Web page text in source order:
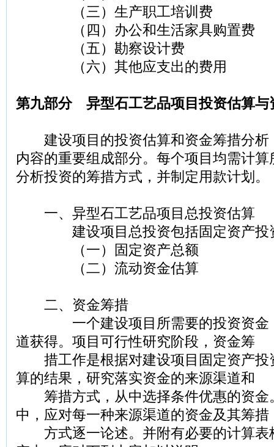
（三）生产职工培训费
（四）办公和生活家具购置费
（五）勘察设计费
（六）其他应支出的费用
第九部分 异型石工艺品项目投资估算与
建设项目的投资估算和资金筹措分析
内容的重要组成部分。每个项目均需计
分析投资的筹措方式，并制定用款计划。
一、异型石工艺品项目总投资估算
建设项目总投资包括固定资产投资
（一）固定资产总额
（二）流动资金估算
二、资金筹措
一个建设项目所需要的投资资金，
道获得。项目可行性研究阶段，资金筹
措工作是根据对建设项目固定资产投
算的结果，研究落实资金的来源渠道和
筹措方式，从中选择条件优惠的资金
中，应对每一种来源渠道的资金及其筹措
方式逐一论述。并附有必要的计算表